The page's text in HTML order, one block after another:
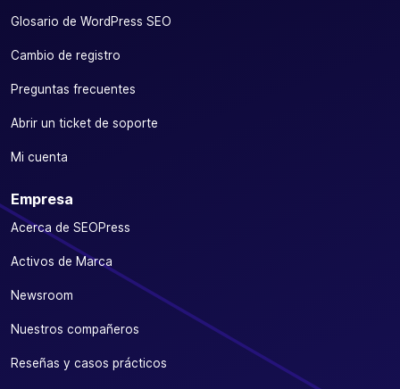
Glosario de WordPress SEO
Cambio de registro
Preguntas frecuentes
Abrir un ticket de soporte
Mi cuenta
Empresa
Acerca de SEOPress
Activos de Marca
Newsroom
Nuestros compañeros
Reseñas y casos prácticos